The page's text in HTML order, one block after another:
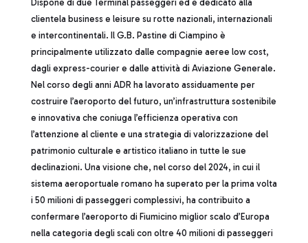
clientela business e leisure su rotte nazionali, internazionali
e intercontinentali. Il G.B. Pastine di Ciampino è
principalmente utilizzato dalle compagnie aeree low cost,
dagli express-courier e dalle attività di Aviazione Generale.
Nel corso degli anni ADR ha lavorato assiduamente per
costruire l’aeroporto del futuro, un’infrastruttura sostenibile
e innovativa che coniuga l’efficienza operativa con
l’attenzione al cliente e una strategia di valorizzazione del
patrimonio culturale e artistico italiano in tutte le sue
declinazioni. Una visione che, nel corso del 2024, in cui il
sistema aeroportuale romano ha superato per la prima volta
i 50 milioni di passeggeri complessivi, ha contribuito a
confermare l’aeroporto di Fiumicino miglior scalo d’Europa
nella categoria degli scali con oltre 40 milioni di passeggeri